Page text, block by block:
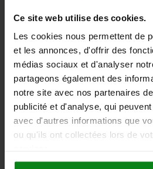
Ce site web utilise des cookies.
Les cookies nous permettent de
et les annonces, d'offrir des
médias sociaux et d'analyser
partageons également des
notre site avec nos partenaires
publicité et d'analyse, qui
avec d'autres informations que
ou qu'ils ont collectées lors de
hors TVA
03099-22 C